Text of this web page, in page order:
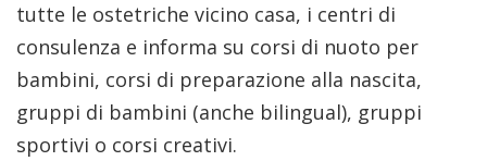
tutte le ostetriche vicino casa, i centri di
consulenza e informa su corsi di nuoto per
bambini, corsi di preparazione alla nascita,
gruppi di bambini (anche bilingual), gruppi
sportivi o corsi creativi.